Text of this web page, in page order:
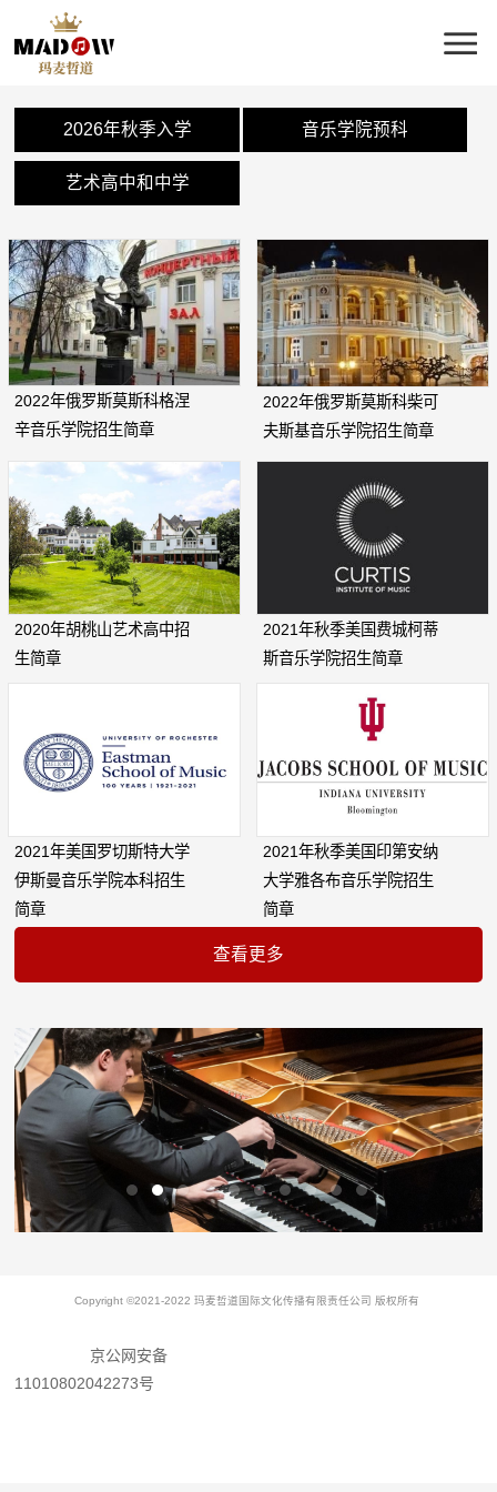
2026年秋季入学 音乐学院预科
艺术高中和中学
2022年俄罗斯莫斯科格涅
辛音乐学院招生简章
2022年俄罗斯莫斯科柴可
夫斯基音乐学院招生简章
2020年胡桃山艺术高中招
生简章
2021年秋季美国费城柯蒂
斯音乐学院招生简章
2021年美国罗切斯特大学
伊斯曼音乐学院本科招生
简章
2021年秋季美国印第安纳
大学雅各布音乐学院招生
简章
Copyright ©2021-2022 玛麦哲道国际文化传播有限责任公司 版权所有
京公网安备
11010802042273号